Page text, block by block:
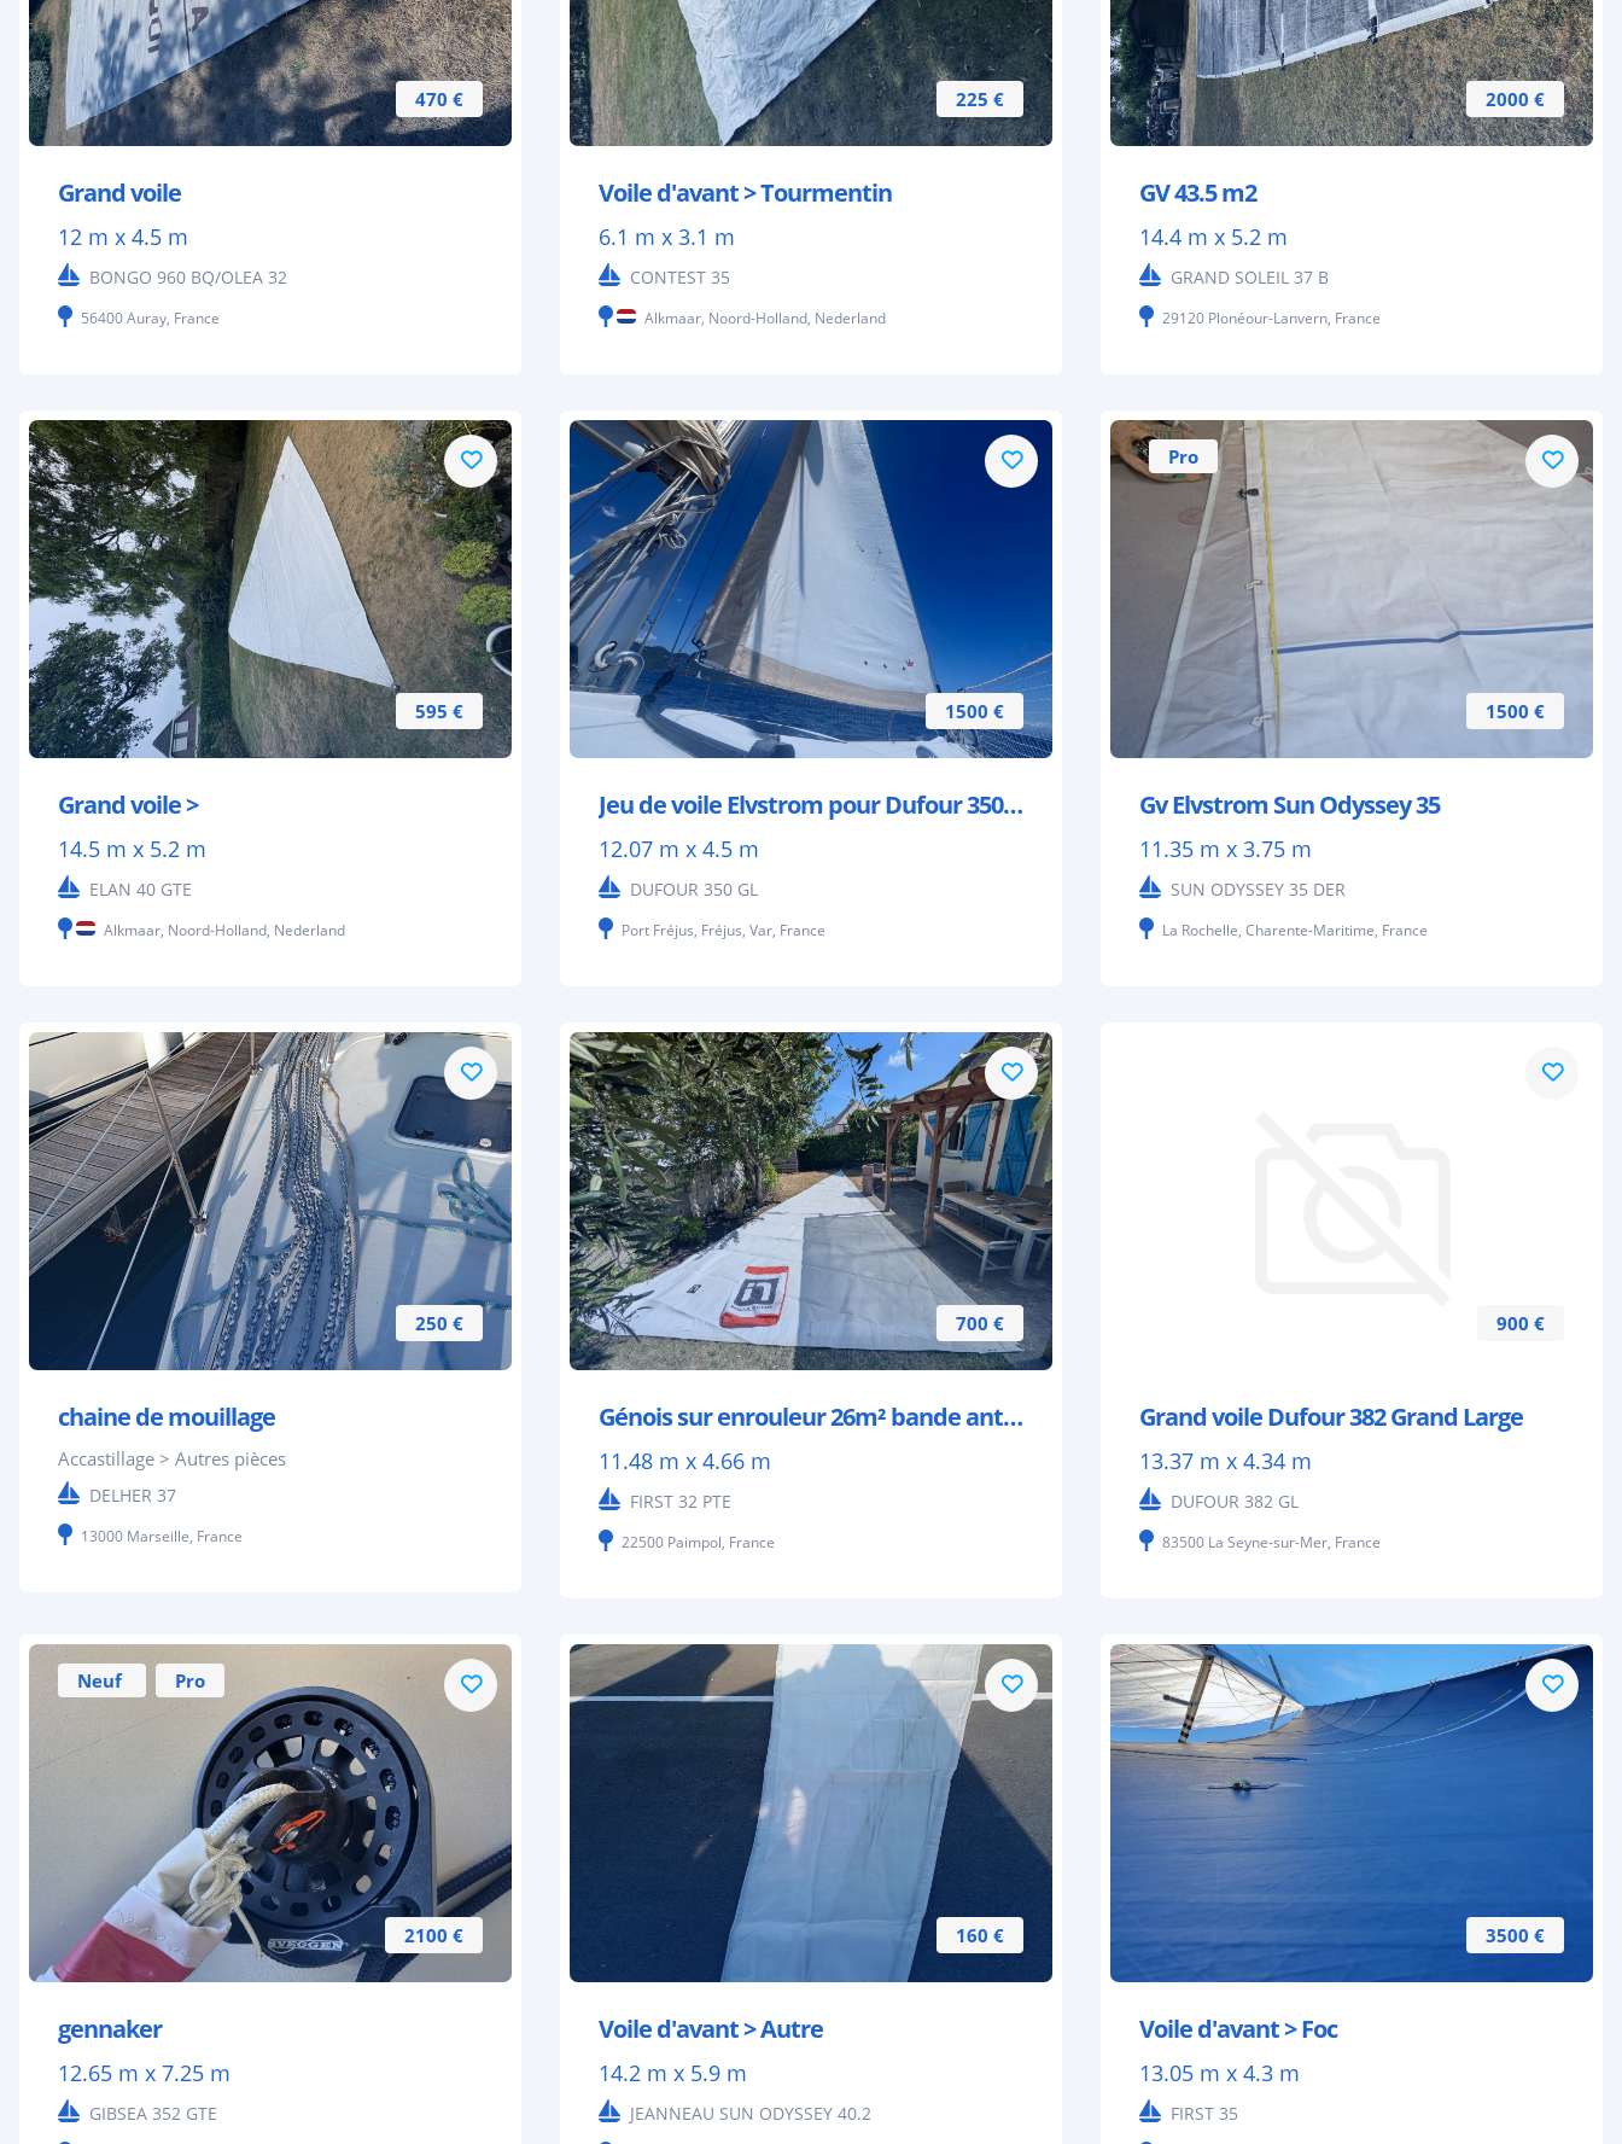
470 €
Grand voile
12 m x 4.5 m
BONGO 960 BQ/OLEA 32
56400 Auray, France
225 €
Voile d'avant > Tourmentin
6.1 m x 3.1 m
CONTEST 35
Alkmaar, Noord-Holland, Nederland
2000 €
GV 43.5 m2
14.4 m x 5.2 m
GRAND SOLEIL 37 B
29120 Plonéour-Lanvern, France
595 €
Grand voile >
14.5 m x 5.2 m
ELAN 40 GTE
Alkmaar, Noord-Holland, Nederland
1500 €
Jeu de voile Elvstrom pour Dufour 350 GL
12.07 m x 4.5 m
DUFOUR 350 GL
Port Fréjus, Fréjus, Var, France
1500 €
Pro
Gv Elvstrom Sun Odyssey 35
11.35 m x 3.75 m
SUN ODYSSEY 35 DER
La Rochelle, Charente-Maritime, France
250 €
chaine de mouillage
Accastillage > Autres pièces
DELHER 37
13000 Marseille, France
700 €
Génois sur enrouleur 26m² bande anti UV
11.48 m x 4.66 m
FIRST 32 PTE
22500 Paimpol, France
900 €
Grand voile Dufour 382 Grand Large
13.37 m x 4.34 m
DUFOUR 382 GL
83500 La Seyne-sur-Mer, France
2100 €
Neuf Pro
gennaker
12.65 m x 7.25 m
GIBSEA 352 GTE
160 €
Voile d'avant > Autre
14.2 m x 5.9 m
JEANNEAU SUN ODYSSEY 40.2
3500 €
Voile d'avant > Foc
13.05 m x 4.3 m
FIRST 35